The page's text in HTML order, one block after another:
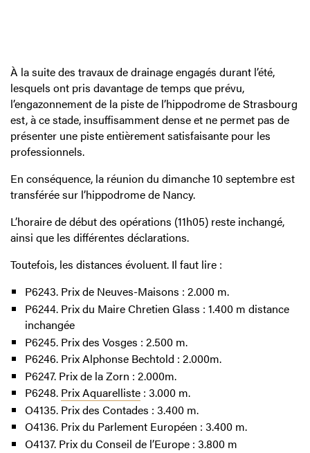
À la suite des travaux de drainage engagés durant l’été,
lesquels ont pris davantage de temps que prévu,
l’engazonnement de la piste de l’hippodrome de Strasbourg
est, à ce stade, insuffisamment dense et ne permet pas de
présenter une piste entièrement satisfaisante pour les
professionnels.
En conséquence, la réunion du dimanche 10 septembre est
transférée sur l’hippodrome de Nancy.
L’horaire de début des opérations (11h05) reste inchangé,
ainsi que les différentes déclarations.
Toutefois, les distances évoluent. Il faut lire :
P6243. Prix de Neuves-Maisons : 2.000 m.
P6244. Prix du Maire Chretien Glass : 1.400 m distance
inchangée
P6245. Prix des Vosges : 2.500 m.
P6246. Prix Alphonse Bechtold : 2.000m.
P6247. Prix de la Zorn : 2.000m.
P6248. Prix Aquarelliste: 3.000 m.
O4135. Prix des Contades : 3.400 m.
O4136. Prix du Parlement Européen : 3.400 m.
O4137. Prix du Conseil de l’Europe : 3.800 m